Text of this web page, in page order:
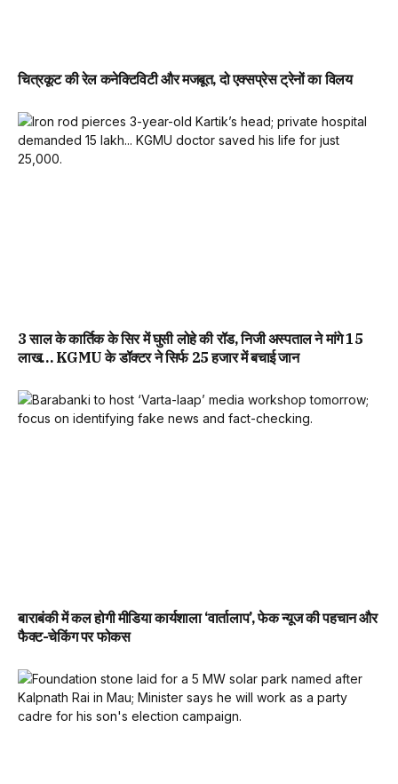
चित्रकूट की रेल कनेक्टिविटी और मजबूत, दो एक्सप्रेस ट्रेनों का विलय
3 साल के कार्तिक के सिर में घुसी लोहे की रॉड, निजी अस्पताल ने मांगे 15
लाख… KGMU के डॉक्टर ने सिर्फ 25 हजार में बचाई जान
बाराबंकी में कल होगी मीडिया कार्यशाला ‘वार्तालाप’, फेक न्यूज की पहचान और
फैक्ट-चेकिंग पर फोकस